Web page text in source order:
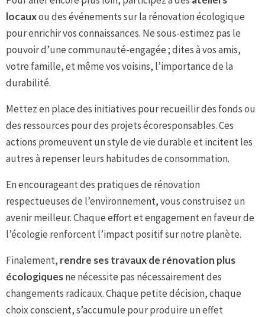
locauxou des événements sur la rénovation écologique
pour enrichir vos connaissances. Ne sous-estimez pas le
pouvoir d’une communauté-engagée ; dites à vos amis,
votre famille, et même vos voisins, l’importance de la
durabilité.
Mettez en place des initiatives pour recueillir des fonds ou
des ressources pour des projets écoresponsables. Ces
actions promeuvent un style de vie durable et incitent les
autres à repenser leurs habitudes de consommation.
En encourageant des pratiques de rénovation
respectueuses de l’environnement, vous construisez un
avenir meilleur. Chaque effort et engagement en faveur de
l’écologie renforcent l’impact positif sur notre planète.
Finalement, rendre ses travaux de rénovation plus
écologiquesne nécessite pas nécessairement des
changements radicaux. Chaque petite décision, chaque
choix conscient, s’accumule pour produire un effet